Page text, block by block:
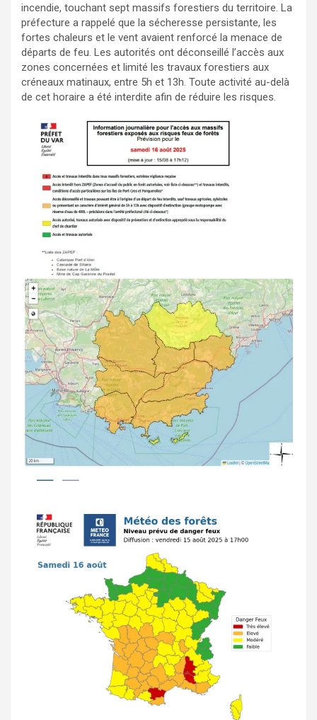
incendie, touchant sept massifs forestiers du territoire. La
préfecture a rappelé que la sécheresse persistante, les
fortes chaleurs et le vent avaient renforcé la menace de
départs de feu. Les autorités ont déconseillé l’accès aux
zones concernées et limité les travaux forestiers aux
créneaux matinaux, entre 5h et 13h. Toute activité au-delà
de cet horaire a été interdite afin de réduire les risques.